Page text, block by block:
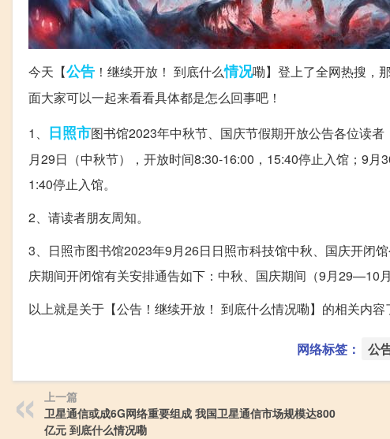
今天【公告 ！继续开放！ 到底什么情况嘞】登上了全网热搜，
面大家可以一起来看看具体都是怎么回事吧！
1、 日照市图书馆2023年中秋节、国庆节假期开放公告各位读
月29日（中秋节），开放时间8:30-16:00，15:40停止入馆；9
1:40停止入馆。
2、请读者朋友周知。
3、日照市图书馆2023年9月26日日照市科技馆中秋、国庆开闭
庆期间开闭馆有关安排通告如下：中秋、国庆期间（9月29—10月
以上就是关于【公告！继续开放！ 到底什么情况嘞】的相关内容
网络标签： 公
上一篇
卫星通信或成6G网络重要组成 我国卫星通信市场规模达800
亿元 到底什么情况嘞